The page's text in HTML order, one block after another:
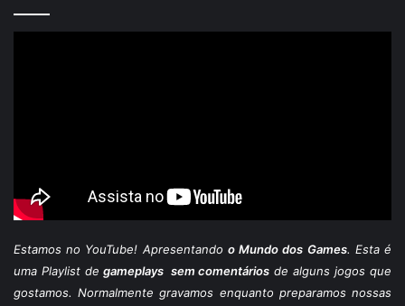
Estamosno YouTube! Apresentando o Mundo dos Games. Esta é
uma Playlist de gameplays sem comentários de alguns jogos que
gostamos. Normalmente gravamos enquanto preparamos nossas